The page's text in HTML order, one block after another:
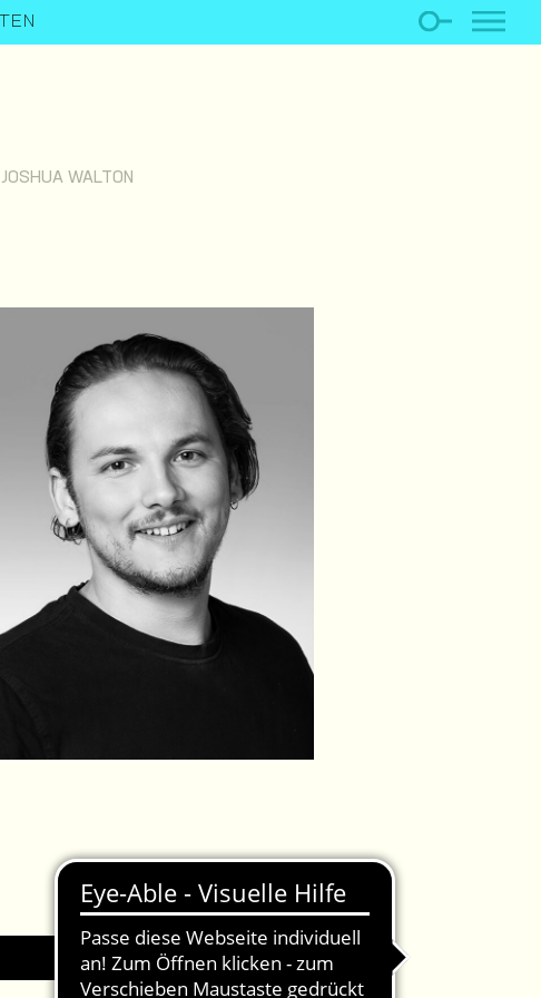
JOSHUA WALTON
IMPRESSUM